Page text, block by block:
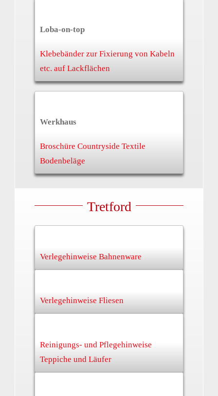
Loba-on-top
Klebebänder zur Fixierung von Kabeln
etc. auf Lackflächen
Werkhaus
Broschüre Countryside Textile
Bodenbeläge
Tretford
Verlegehinweise Bahnenware
Verlegehinweise Fliesen
Reinigungs- und Pflegehinweise
Teppiche und Läufer